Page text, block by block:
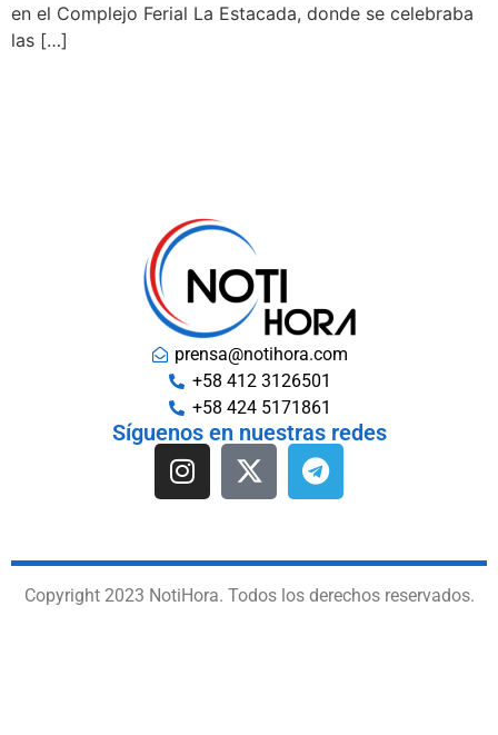
en el Complejo Ferial La Estacada, donde se celebraba
las […]
prensa@notihora.com
+58 412 3126501
+58 424 5171861
Síguenos en nuestras redes
Copyright 2023 NotiHora. Todos los derechos reservados.